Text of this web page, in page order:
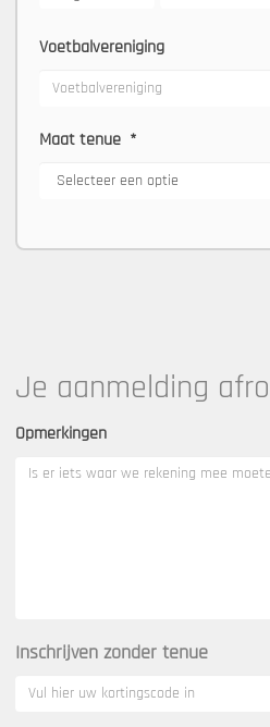
Voetbalvereniging
Maat tenue *
Je aanmelding
Opmerkingen
Inschrijven zonder tenue